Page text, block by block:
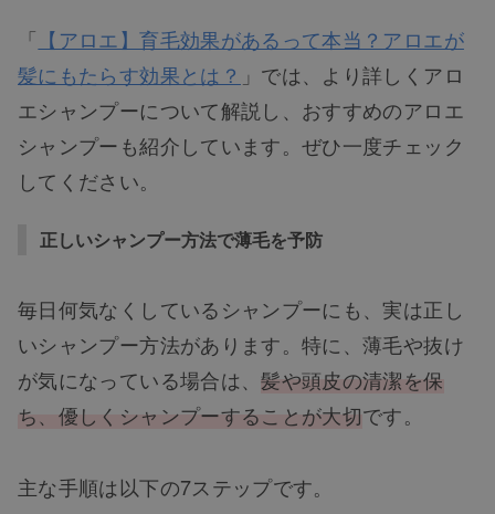
「 【アロエ】育毛効果があるって本当？アロエが
髪にもたらす効果とは？ 」では、より詳しくアロ
エシャンプーについて解説し、おすすめのアロエ
シャンプーも紹介しています。ぜひ一度チェック
してください。
正しいシャンプー方法で薄毛を予防
毎日何気なくしているシャンプーにも、実は正し
いシャンプー方法があります。特に、薄毛や抜け
が気になっている場合は、髪や頭皮の清潔を保
ち、優しくシャンプーすることが大切です。
主な手順は以下の7ステップです。